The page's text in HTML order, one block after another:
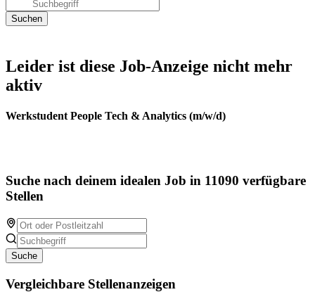
Leider ist diese Job-Anzeige nicht mehr
aktiv
Werkstudent People Tech & Analytics (m/w/d)
Suche nach deinem idealen Job in 11090 verfügbare
Stellen
Suche
Vergleichbare Stellenanzeigen